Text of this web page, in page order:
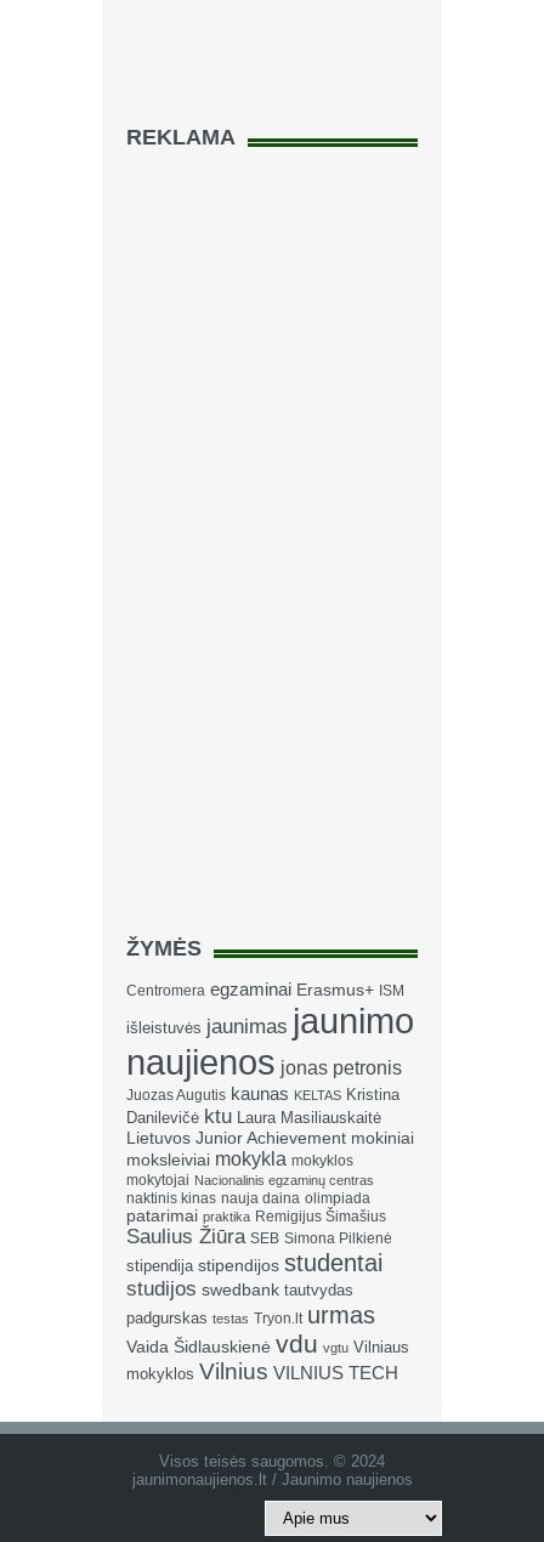
REKLAMA
ŽYMĖS
Centromera egzaminai Erasmus+ ISM
išleistuvės jaunimas jaunimo
naujienos jonas petronis
Juozas Augutis kaunas KELTAS Kristina
Danilevičė ktu
Laura Masiliauskaitė
Lietuvos Junior Achievement mokiniai
moksleiviai mokykla mokyklos
mokytojai Nacionalinis egzaminų centras
naktinis kinas nauja daina olimpiada
patarimai praktika Remigijus Šimašius
Saulius Žiūra SEB Simona Pilkienė
stipendija stipendijos studentai
studijos swedbank tautvydas
padgurskas testas Tryon.lt urmas
Vaida Šidlauskienė vdu vgtu Vilniaus
mokyklos Vilnius VILNIUS TECH
Visos teisės saugomos. © 2024
jaunimonaujienos.lt / Jaunimo naujienos